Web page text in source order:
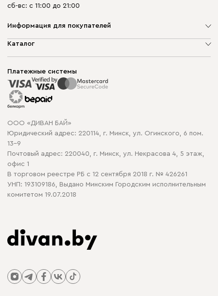
сб-вс: с 11:00 до 21:00
Информация для покупателей
О компании
Способы оплаты
Рассрочка и кредит
Гарантия
Карта сайта
Политика конфиденциальности
Политика в отношении обработки cookie
Каталог
Корпусная мебель
Распродажа мебели
Платежные системы
ООО «ДИВАН БАЙ»
Юридический адрес: 220114, г. Минск, ул. Огинского, 6 пом.
13-9
Почтовый адрес: 220040, г. Минск, ул. Некрасова 4, 5 этаж,
офис 1
В торговом реестре РБ с 12 сентября 2018 г. № 426261
УНП: 193109186, Выдано Минским Городским исполнительным
комитетом 19.07.2018